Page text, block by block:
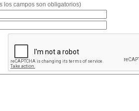
los campos son obligatorios)